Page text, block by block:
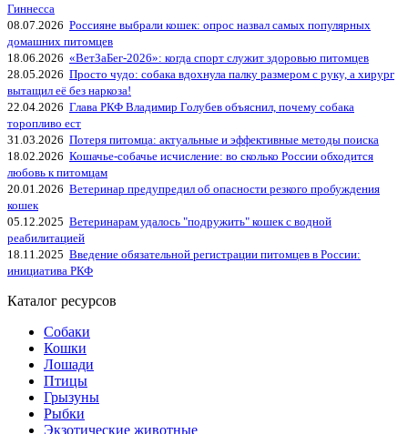
Гиннесса
08.07.2026 Россияне выбрали кошек: опрос назвал самых популярных
домашних питомцев
18.06.2026 «ВетЗаБег‑2026»: когда спорт служит здоровью питомцев
28.05.2026 Просто чудо: собака вдохнула палку размером с руку, а хирург
вытащил её без наркоза!
22.04.2026 Глава РКФ Владимир Голубев объяснил, почему собака
торопливо ест
31.03.2026 Потеря питомца: актуальные и эффективные методы поиска
18.02.2026 Кошачье-собачье исчисление: во сколько России обходится
любовь к питомцам
20.01.2026 Ветеринар предупредил об опасности резкого пробуждения
кошек
05.12.2025 Ветеринарам удалось "подружить" кошек с водной
реабилитацией
18.11.2025 Введение обязательной регистрации питомцев в России:
инициатива РКФ
Каталог ресурсов
Собаки
Кошки
Лошади
Птицы
Грызуны
Рыбки
Экзотические животные